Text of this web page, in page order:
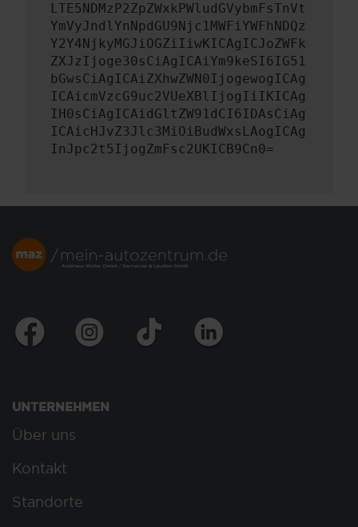
LTE5NDMzP2ZpZWxkPWludGVybmFsTnVt
YmVyJndlYnNpdGU9Njc1MWFiYWFhNDQz
Y2Y4NjkyMGJiOGZiIiwKICAgICJoZWFk
ZXJzIjoge30sCiAgICAiYm9keSI6IG51
bGwsCiAgICAiZXhwZWN0IjogewogICAg
ICAicmVzcG9uc2VUeXBlIjogIiIKICAg
IH0sCiAgICAidGltZW91dCI6IDAsCiAg
ICAicHJvZ3Jlc3MiOiBudWxsLAogICAg
InJpc2t5IjogZmFsc2UKICB9Cn0=
UNTERNEHMEN
Über uns
Kontakt
Standorte